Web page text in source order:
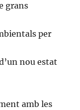
grans
per
nou estat
amb les